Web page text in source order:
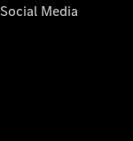
Social Media